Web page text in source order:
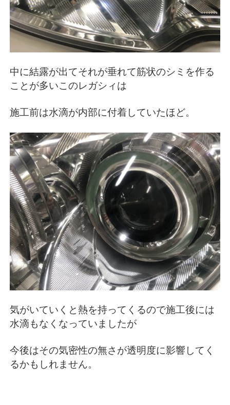
中に結露が出てそれが垂れて筋状のシミを作る
ことが多いこのレガシィは
施工前は水滴が内部に付着していたほど。
気がいていくと熱を持ってくるので施工後には
水滴もなくなっていましたが
今後はその気密性の無さが透明度に影響してく
るかもしれません。